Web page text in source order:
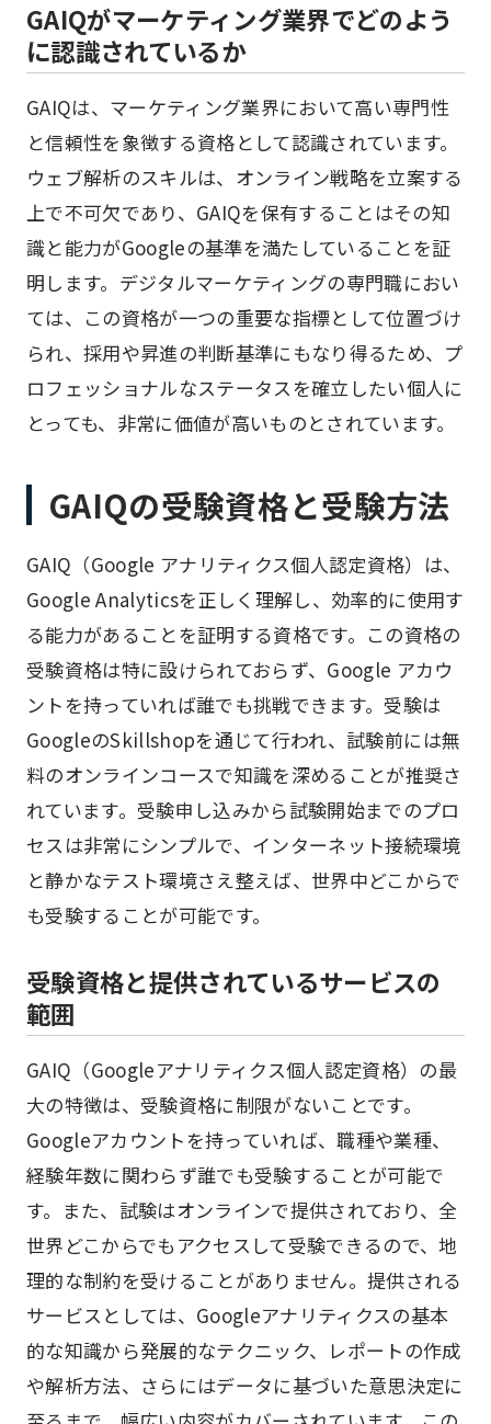
GAIQがマーケティング業界でどのよう
に認識されているか
GAIQは、マーケティング業界において高い専門性
と信頼性を象徴する資格として認識されています。
ウェブ解析のスキルは、オンライン戦略を立案する
上で不可欠であり、GAIQを保有することはその知
識と能力がGoogleの基準を満たしていることを証
明します。デジタルマーケティングの専門職におい
ては、この資格が一つの重要な指標として位置づけ
られ、採用や昇進の判断基準にもなり得るため、プ
ロフェッショナルなステータスを確立したい個人に
とっても、非常に価値が高いものとされています。
GAIQの受験資格と受験方法
GAIQ（Google アナリティクス個人認定資格）は、
Google Analyticsを正しく理解し、効率的に使用す
る能力があることを証明する資格です。この資格の
受験資格は特に設けられておらず、Google アカウ
ントを持っていれば誰でも挑戦できます。受験は
GoogleのSkillshopを通じて行われ、試験前には無
料のオンラインコースで知識を深めることが推奨さ
れています。受験申し込みから試験開始までのプロ
セスは非常にシンプルで、インターネット接続環境
と静かなテスト環境さえ整えば、世界中どこからで
も受験することが可能です。
受験資格と提供されているサービスの
範囲
GAIQ（Googleアナリティクス個人認定資格）の最
大の特徴は、受験資格に制限がないことです。
Googleアカウントを持っていれば、職種や業種、
経験年数に関わらず誰でも受験することが可能で
す。また、試験はオンラインで提供されており、全
世界どこからでもアクセスして受験できるので、地
理的な制約を受けることがありません。提供される
サービスとしては、Googleアナリティクスの基本
的な知識から発展的なテクニック、レポートの作成
や解析方法、さらにはデータに基づいた意思決定に